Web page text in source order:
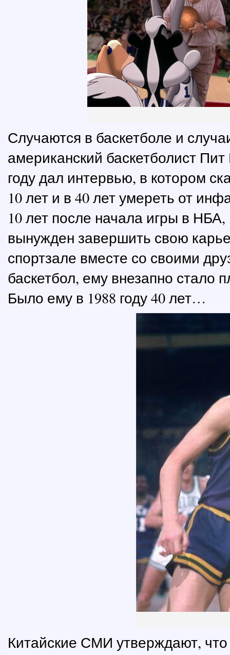
Случаются в баскетболе и
американский баскетболист
году дал интервью, в котором
10 лет и в 40 лет умереть от
10 лет после начала игры в
вынужден завершить свою
спортзале вместе со своими
баскетбол, ему внезапно стало
Было ему в 1988 году 40 лет…
Китайские СМИ утверждают,